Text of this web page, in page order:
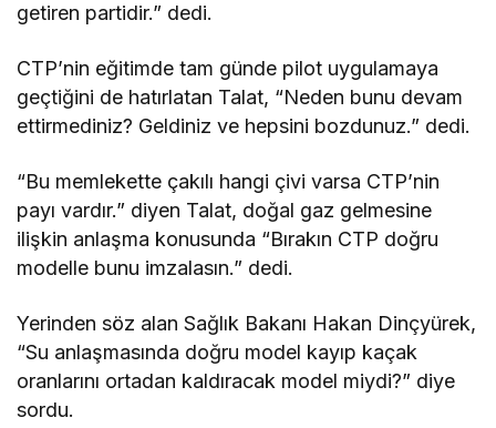
getiren partidir.” dedi.
CTP’nin eğitimde tam günde pilot uygulamaya
geçtiğini de hatırlatan Talat, “Neden bunu devam
ettirmediniz? Geldiniz ve hepsini bozdunuz.” dedi.
“Bu memlekette çakılı hangi çivi varsa CTP’nin
payı vardır.” diyen Talat, doğal gaz gelmesine
ilişkin anlaşma konusunda “Bırakın CTP doğru
modelle bunu imzalasın.” dedi.
Yerinden söz alan Sağlık Bakanı Hakan Dinçyürek,
“Su anlaşmasında doğru model kayıp kaçak
oranlarını ortadan kaldıracak model miydi?” diye
sordu.